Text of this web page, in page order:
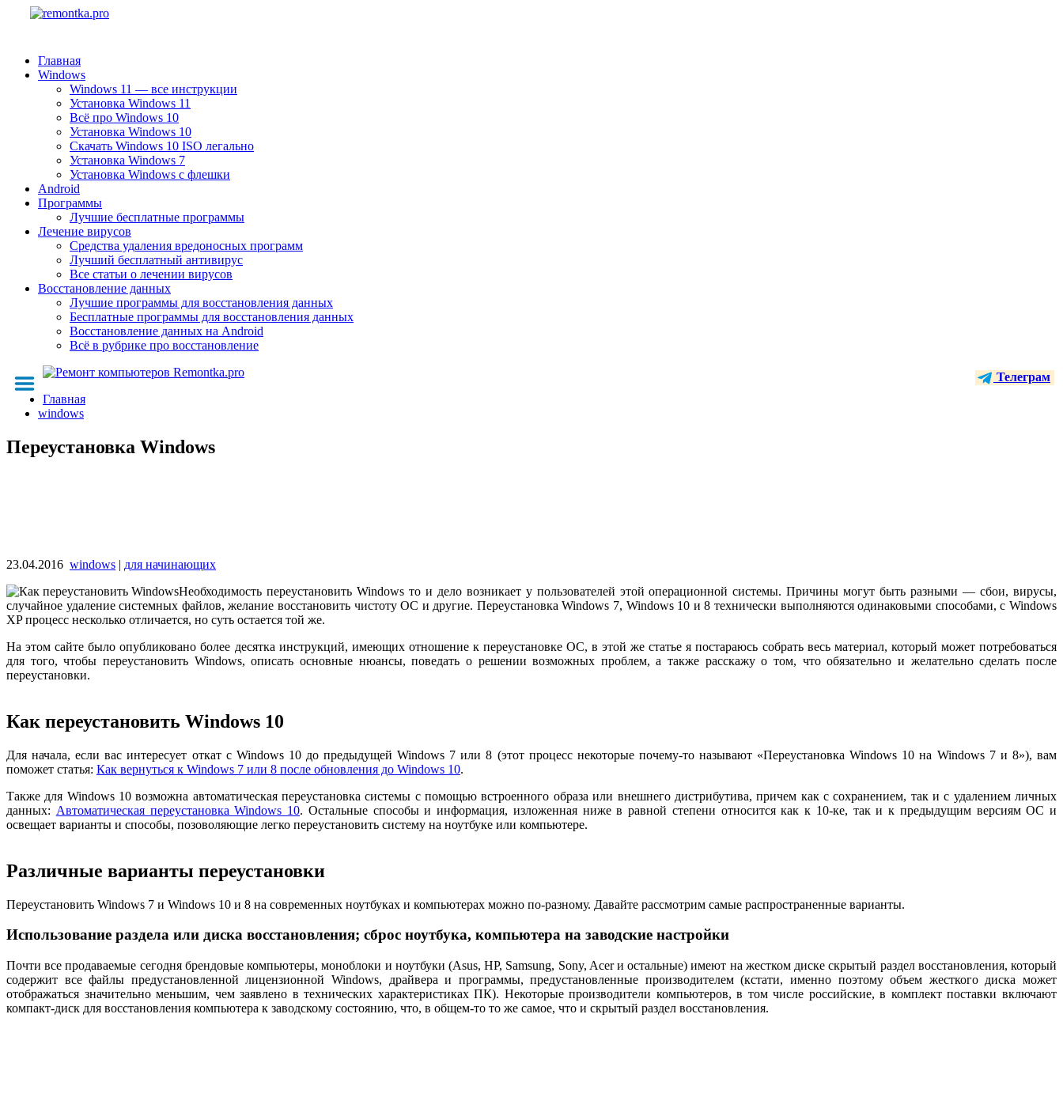
Главная
Windows
Windows 11 — все инструкции
Установка Windows 11
Всё про Windows 10
Установка Windows 10
Скачать Windows 10 ISO легально
Установка Windows 7
Установка Windows с флешки
Android
Программы
Лучшие бесплатные программы
Лечение вирусов
Средства удаления вредоносных программ
Лучший бесплатный антивирус
Все статьи о лечении вирусов
Восстановление данных
Лучшие программы для восстановления данных
Бесплатные программы для восстановления данных
Восстановление данных на Android
Всё в рубрике про восстановление
Телеграм
Главная
windows
Переустановка Windows
23.04.2016 windows | для начинающих
Необходимость переустановить Windows то и дело возникает у пользователей этой операционной системы. Причины могут быть разными — сбои, вирусы,
случайное удаление системных файлов, желание восстановить чистоту ОС и другие. Переустановка Windows 7, Windows 10 и 8 технически выполняются одинаковыми способами, с Windows
XP процесс несколько отличается, но суть остается той же.
На этом сайте было опубликовано более десятка инструкций, имеющих отношение к переустановке ОС, в этой же статье я постараюсь собрать весь материал, который может потребоваться
для того, чтобы переустановить Windows, описать основные нюансы, поведать о решении возможных проблем, а также расскажу о том, что обязательно и желательно сделать после
переустановки.
Как переустановить Windows 10
Для начала, если вас интересует откат с Windows 10 до предыдущей Windows 7 или 8 (этот процесс некоторые почему-то называют «Переустановка Windows 10 на Windows 7 и 8»), вам
поможет статья: Как вернуться к Windows 7 или 8 после обновления до Windows 10.
Также для Windows 10 возможна автоматическая переустановка системы с помощью встроенного образа или внешнего дистрибутива, причем как с сохранением, так и с удалением личных
данных: Автоматическая переустановка Windows 10. Остальные способы и информация, изложенная ниже в равной степени относится как к 10-ке, так и к предыдущим версиям ОС и
освещает варианты и способы, позоволяющие легко переустановить систему на ноутбуке или компьютере.
Различные варианты переустановки
Переустановить Windows 7 и Windows 10 и 8 на современных ноутбуках и компьютерах можно по-разному. Давайте рассмотрим самые распространенные варианты.
Использование раздела или диска восстановления; сброс ноутбука, компьютера на заводские настройки
Почти все продаваемые сегодня брендовые компьютеры, моноблоки и ноутбуки (Asus, HP, Samsung, Sony, Acer и остальные) имеют на жестком диске скрытый раздел восстановления, который
содержит все файлы предустановленной лицензионной Windows, драйвера и программы, предустановленные производителем (кстати, именно поэтому объем жесткого диска может
отображаться значительно меньшим, чем заявлено в технических характеристиках ПК). Некоторые производители компьютеров, в том числе российские, в комплект поставки включают
компакт-диск для восстановления компьютера к заводскому состоянию, что, в общем-то то же самое, что и скрытый раздел восстановления.